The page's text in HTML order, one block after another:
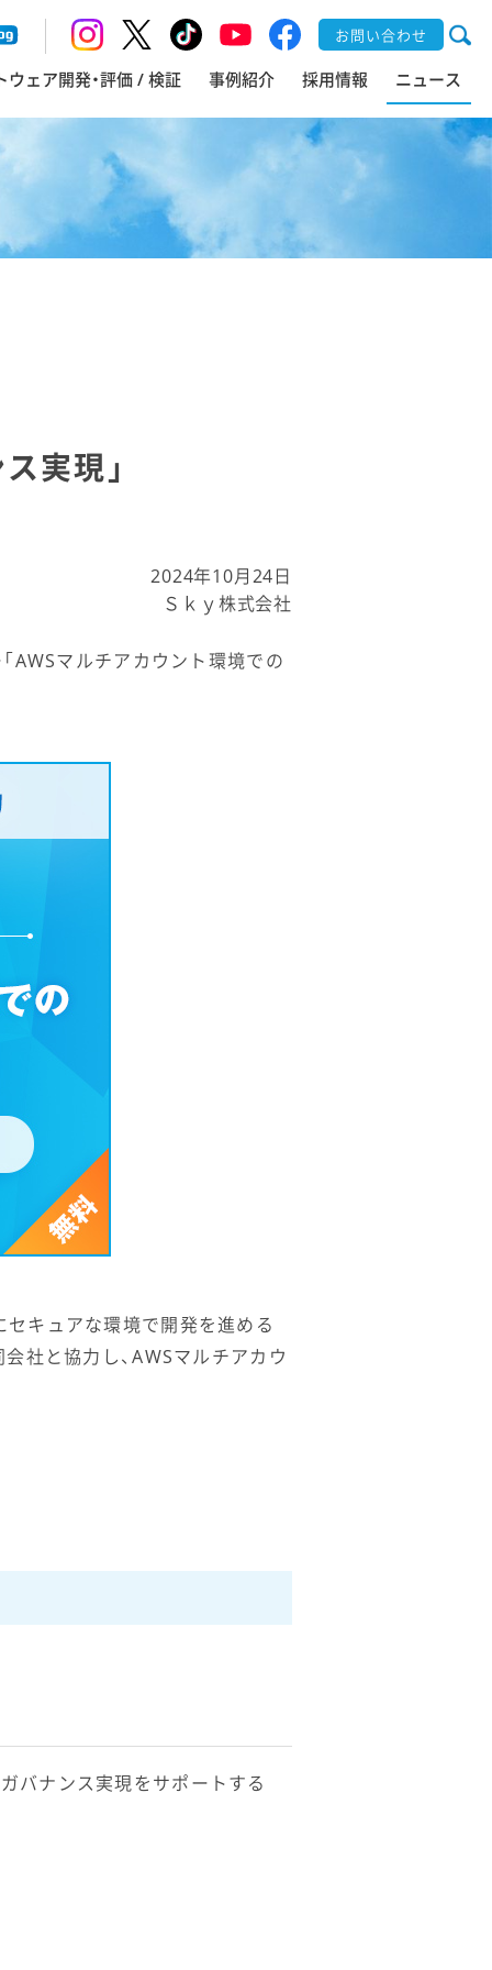
お問い合わせ
ウェア開発・評価 / 検証 事例紹介 採用情報 ニュース
実現」
2024年10月24日
Ｓｋｙ株式会社
AWSマルチアカウント環境での
キュアな環境で開発を進める
社と協力し、AWSマルチアカウ
バナンス実現をサポートする